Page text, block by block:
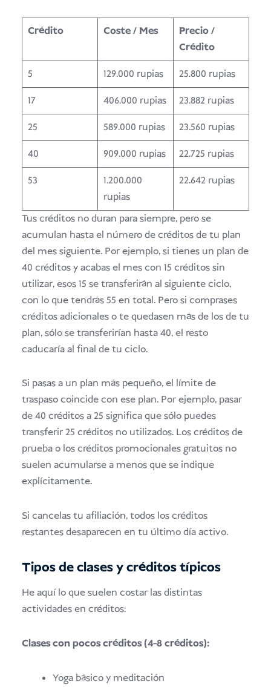
Crédito Coste / Mes
Precio /
Crédito
5
129.000 rupias
25.800 rupias
17
406.000 rupias
23.882 rupias
25
589.000 rupias
23.560 rupias
40
909.000 rupias
22.725 rupias
53
1.200.000
rupias
22.642 rupias
Tus créditos no duran para siempre, pero se
acumulan hasta el número de créditos de tu plan
del mes siguiente. Por ejemplo, si tienes un plan de
40 créditos y acabas el mes con 15 créditos sin
utilizar, esos 15 se transferirán al siguiente ciclo,
con lo que tendrás 55 en total. Pero si comprases
créditos adicionales o te quedasen más de los de tu
plan, sólo se transferirían hasta 40, el resto
caducaría al final de tu ciclo.
Si pasas a un plan más pequeño, el límite de
traspaso coincide con ese plan. Por ejemplo, pasar
de 40 créditos a 25 significa que sólo puedes
transferir 25 créditos no utilizados. Los créditos de
prueba o los créditos promocionales gratuitos no
suelen acumularse a menos que se indique
explícitamente.
Si cancelas tu afiliación, todos los créditos
restantes desaparecen en tu último día activo.
Tipos de clases y créditos típicos
He aquí lo que suelen costar las distintas
actividades en créditos:
Clases con pocos créditos (4-8 créditos):
Yoga básico y meditación